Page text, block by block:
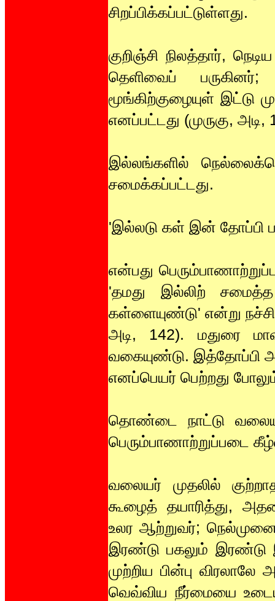
சிறப்பிக்கப்பட்டுள்ளது.
குறிஞ்சி நிலத்தார்,
தெளிவைப்
மூங்கிற்குழையுள் இட்டு
எனப்பட்டது (முருகு, அடி,
இல்லங்களில்
சமைக்கப்பட்டது.
'இல்லடு கள் இன் தோப்பி
என்பது
'தமது இல்லிற்
கள்ளையுண்டு' என்று
அடி, 142). மதுரை
வகையுண்டு. இத்தோப்பி
எனப்பெயர் பெற்றது
தொண்டை நாட்டு
பெரும்பாணாற்றுப்படை
வலையர் முதலில்
கூழைத் தயாரித்து,
உலர ஆற்றுவர்;
இரண்டு பகலும் இரண்டு
முற்றிய பின்பு
வெவ்விய நீர்மையை